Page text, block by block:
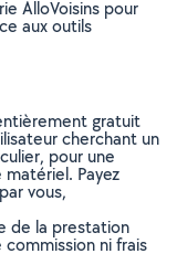
AlloVoisins pour
aux outils
gratuit
cherchant un
pour une
Payez
vous,
de la prestation
ni frais